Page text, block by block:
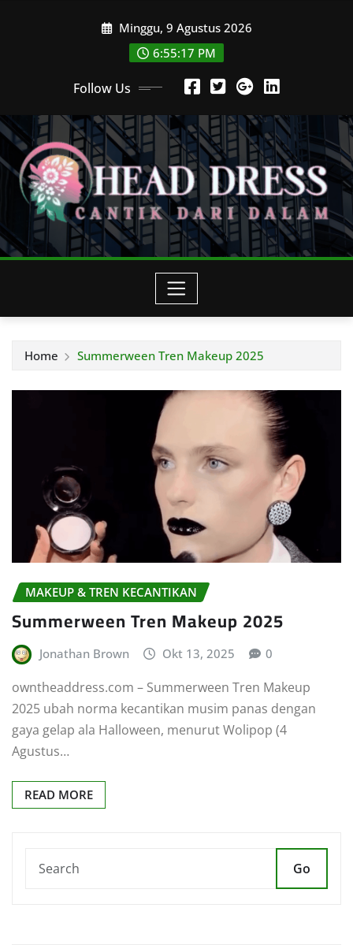
Minggu, 9 Agustus 2026
6:55:17 PM
Follow Us
Home Summerween Tren Makeup 2025
MAKEUP & TREN KECANTIKAN
Summerween Tren Makeup 2025
Jonathan Brown Okt 13, 2025 0
owntheaddress.com – Summerween Tren Makeup
2025 ubah norma kecantikan musim panas dengan
gaya gelap ala Halloween, menurut Wolipop (4
Agustus…
READ MORE
Go